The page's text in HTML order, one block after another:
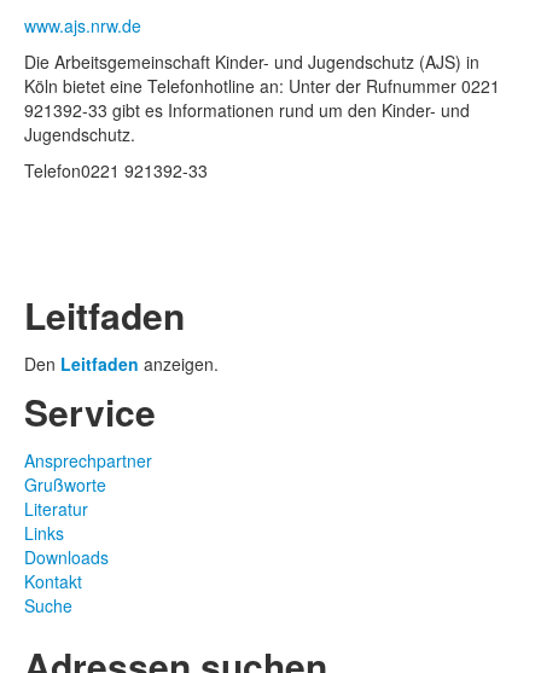
www.ajs.nrw.de
Die Arbeitsgemeinschaft Kinder- und Jugendschutz (AJS) in
Köln bietet eine Telefonhotline an: Unter der Rufnummer 0221
921392-33 gibt es Informationen rund um den Kinder- und
Jugendschutz.
Telefon0221 921392-33
Leitfaden
Den Leitfaden anzeigen.
Service
Ansprechpartner
Grußworte
Literatur
Links
Downloads
Kontakt
Suche